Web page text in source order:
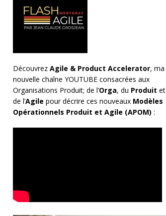
Découvrez Agile & Product Accelerator, ma
nouvelle chaîne YOUTUBE consacrées aux
Organisations Produit; de l’Orga, du Produit et
de l’Agile pour décrire ces nouveaux Modèles
Opérationnels Produit et Agile (APOM) :